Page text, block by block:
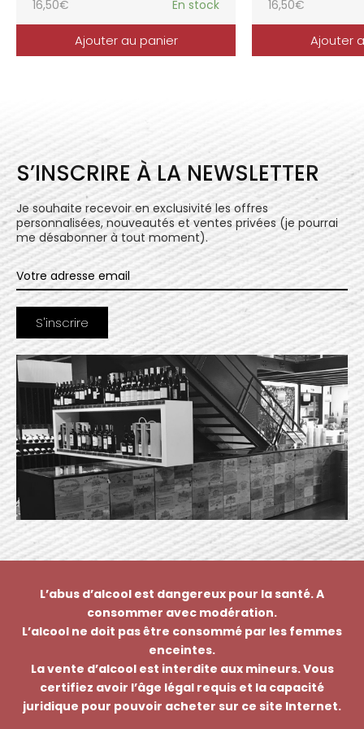
16,50€ En stock
Ajouter au panier
16,50€
Ajouter
S’INSCRIRE À LA NEWSLETTER
Je souhaite recevoir en exclusivité les offres
personnalisées, nouveautés et ventes privées (je pourrai
me désabonner à tout moment).
L’abus d’alcool est dangereux pour la santé. A
consommer avec modération.
L’alcool ne doit pas être consommé par les femmes
enceintes.
La vente d’alcool est interdite aux mineurs. Vous
certifiez avoir l’âge légal requis et la capacité
juridique pour pouvoir acheter sur ce site Internet.